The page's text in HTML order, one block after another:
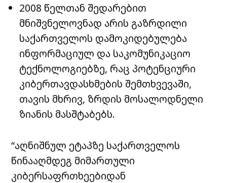
2008 წელთან შედარებით
მნიშვნელოვნად არის გაზრდილი
საქართველოს დამოკიდებულება
ინფორმაციულ და საკომუნიკაციო
ტექნოლოგიებზე, რაც პოტენციური
კიბერთავდასხმების შემთხვევაში,
თავის მხრივ, ზრდის მოსალოდნელი
ზიანის მასშტაბებს.
“აღნიშნულ ეტაპზე საქართველოს
წინააღმდეგ მიმართული
კიბერსაფრთხეებიდან